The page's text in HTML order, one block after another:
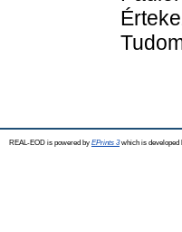
REAL-EOD is powered by EPrints 3which is developed